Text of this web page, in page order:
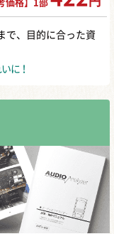
価格】1部
で、目的に合った資
に！